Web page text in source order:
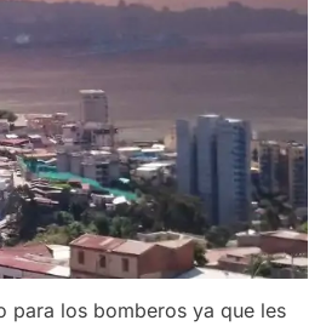
para los bomberos ya que les